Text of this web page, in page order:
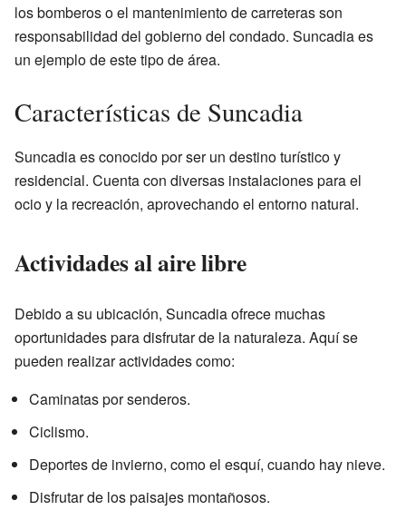
los bomberos o el mantenimiento de carreteras son
responsabilidad del gobierno del condado. Suncadia es
un ejemplo de este tipo de área.
Características de Suncadia
Suncadia es conocido por ser un destino turístico y
residencial. Cuenta con diversas instalaciones para el
ocio y la recreación, aprovechando el entorno natural.
Actividades al aire libre
Debido a su ubicación, Suncadia ofrece muchas
oportunidades para disfrutar de la naturaleza. Aquí se
pueden realizar actividades como:
Caminatas por senderos.
Ciclismo.
Deportes de invierno, como el esquí, cuando hay nieve.
Disfrutar de los paisajes montañosos.